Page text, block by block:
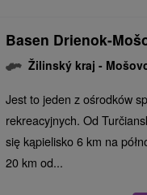
Basen Drienok-
Žilinský kraj -
Jest to jeden z ośrodków
rekreacyjnych. Od
się kąpielisko 6 km na
20 km od...